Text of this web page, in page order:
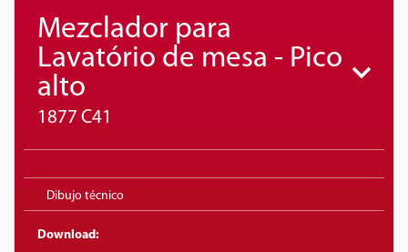
Mezclador para
Lavatório de mesa - Pico
alto
1877 C41
Dibujo técnico
Download: